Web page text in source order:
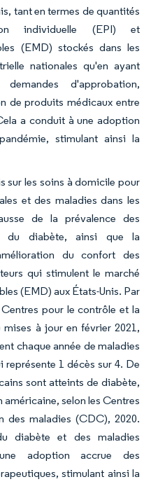
tant en termes de quantités
individuelle (EPI) et
(EMD) stockés dans les
nationales qu'en ayant
d'approbation,
de produits médicaux entre
a conduit à une adoption
stimulant ainsi la
sur les soins à domicile pour
et des maladies dans les
de la prévalence des
du diabète, ainsi que la
du confort des
qui stimulent le marché
(EMD) aux États-Unis. Par
pour le contrôle et la
à jour en février 2021,
chaque année de maladies
représente 1 décès sur 4. De
sont atteints de diabète,
selon les Centres
des maladies (CDC), 2020.
diabète et des maladies
adoption accrue des
stimulant ainsi la